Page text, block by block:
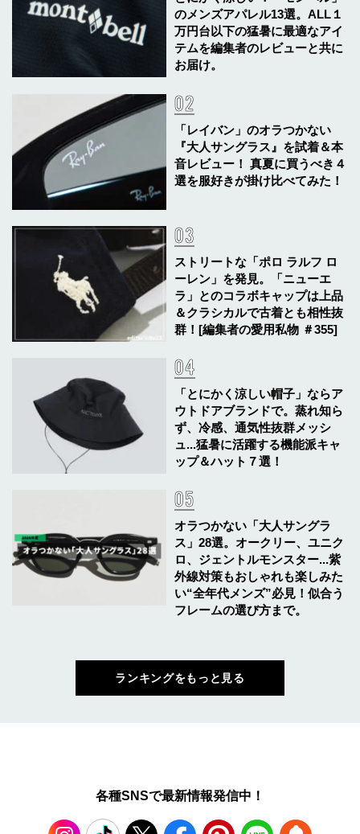
のメンズアパレル13選。ALL１
万円台以下の猛暑に最適なアイ
テムを編集者のレビューと共に
お届け。
「レイバン」のオラつかない
『大人サングラス』を試着＆本
音レビュー！ 真夏に買うべき４
選を服好きが掛け比べてみた！
ストリートな「ポロ ラルフ ロ
ーレン」を発見。「ニューエ
ラ」とのコラボキャップは上品
＆クラシカルで古着とも相性抜
群！[編集者の愛用私物 ＃355]
「とにかく涼しい帽子」ならア
ウトドアブランドで。蒸れ知ら
ず、冷感、通気性抜群メッシ
ュ...猛暑に活躍する機能派キャ
ップ＆ハット７選！
オラつかない「大人サングラ
ス」28選。オークリー、ユニク
ロ、ジェントルモンスター...紫
外線対策もおしゃれも楽しみた
い“全年代メンズ”必見！似合う
フレームの選び方まで。
ランキングをもっと見る
各種SNSで最新情報発信中！